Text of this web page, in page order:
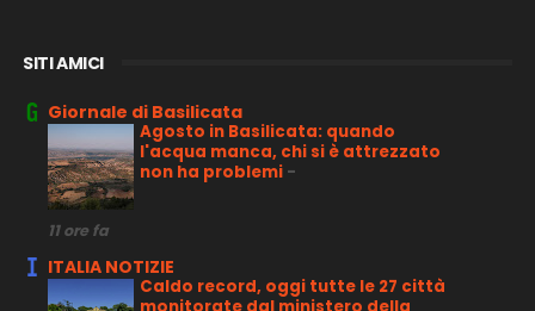
SITI AMICI
Giornale di Basilicata
Agosto in Basilicata: quando
l'acqua manca, chi si è attrezzato
non ha problemi -
11 ore fa
ITALIA NOTIZIE
Caldo record, oggi tutte le 27 città
monitorate dal ministero della